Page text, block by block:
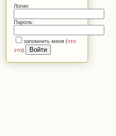
Логин:
Пароль:
запомнить меня (что
это)